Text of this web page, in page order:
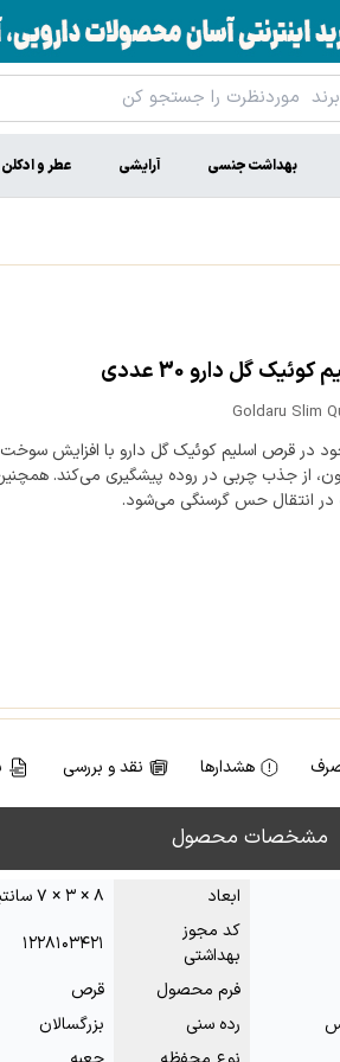
بهداشت جنسی آرایشی عطر و ادکلن
گل دارو 30 عددی
Goldaru Slim
در قرص اسلیم کوئیک گل دارو با افزایش
از جذب چربی در روده پیشگیری می‌کند. همچنین
انتقال حس گرسنگی می‌شود.
هشدارها نقد و بررسی
مشخصات محصول
ابعاد
۸ × ۳ × ۷ سانتیمتر
کد مجوز
بهداشتی
۱۲۲۸۱۰۳۴۲۱
فرم محصول
قرص
رده سنی
بزرگسالان